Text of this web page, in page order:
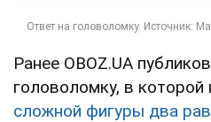
Ранее OBOZ.UA
головоломку, в
сложной фигуры два